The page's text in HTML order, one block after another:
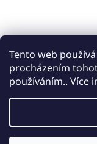
Tento web
procházením
používáním.. Více